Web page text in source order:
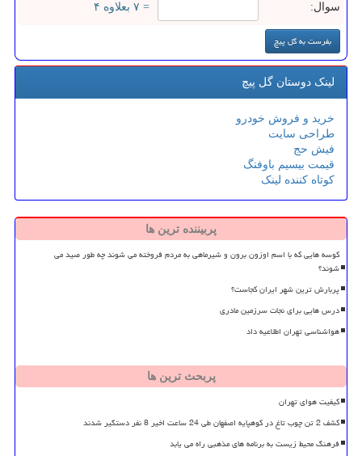
سوال: = ۷ بعلاوه ۴
لینک دوستان گل پیچ
خرید و فروش خودرو
طراحی سایت
فیش حج
قیمت بیسیم باوفنگ
کوتاه کننده لینک
پربیننده ترین ها
کوسه هایی که با اسم اوزون برون و شیرماهی به مردم فروخته می شوند چه طور صید می
شوند؟
پربارش ترین شهر ایران کجاست؟
درس هایی برای نجات سرزمین مادری
هواشناسی تهران اطلاعیه داد
پربحث ترین ها
کیفیت هوای تهران
کشف 2 تن چوب تاغ در کوهپایه اصفهان طی 24 ساعت اخیر 8 نفر دستگیر شدند
فرهنگ محیط زیست به برنامه های مذهبی راه می یابد